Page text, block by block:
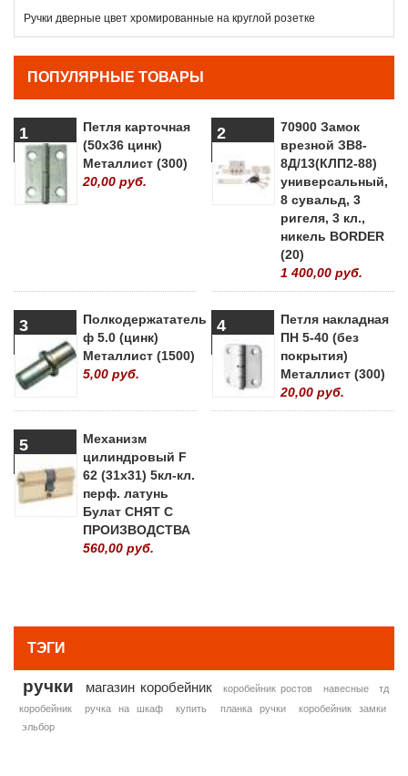
Ручки дверные цвет хромированные на круглой розетке
ПОПУЛЯРНЫЕ ТОВАРЫ
1
Петля карточная
(50х36 цинк)
Металлист (300)
20,00 руб.
2
70900 Замок
врезной ЗВ8-
8Д/13(КЛП2-88)
универсальный,
8 сувальд, 3
ригеля, 3 кл.,
никель BORDER
(20)
1 400,00 руб.
3
Полкодержататель
ф 5.0 (цинк)
Металлист (1500)
5,00 руб.
4
Петля накладная
ПН 5-40 (без
покрытия)
Металлист (300)
20,00 руб.
5
Механизм
цилиндровый F
62 (31х31) 5кл-кл.
перф. латунь
Булат СНЯТ С
ПРОИЗВОДСТВА
560,00 руб.
ТЭГИ
ручки магазин коробейник коробейник ростов навесные
тд
коробейник
ручка на шкаф купить планка ручки
коробейник замки
эльбор